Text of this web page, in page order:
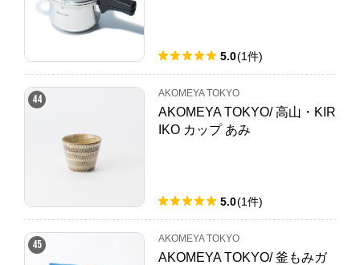
5.0(1件)
44 AKOMEYA TOKYO
AKOMEYA TOKYO/ 高山・KIR
IKO カップ あみ
5.0(1件)
45 AKOMEYA TOKYO
AKOMEYA TOKYO/ 釜もみガ